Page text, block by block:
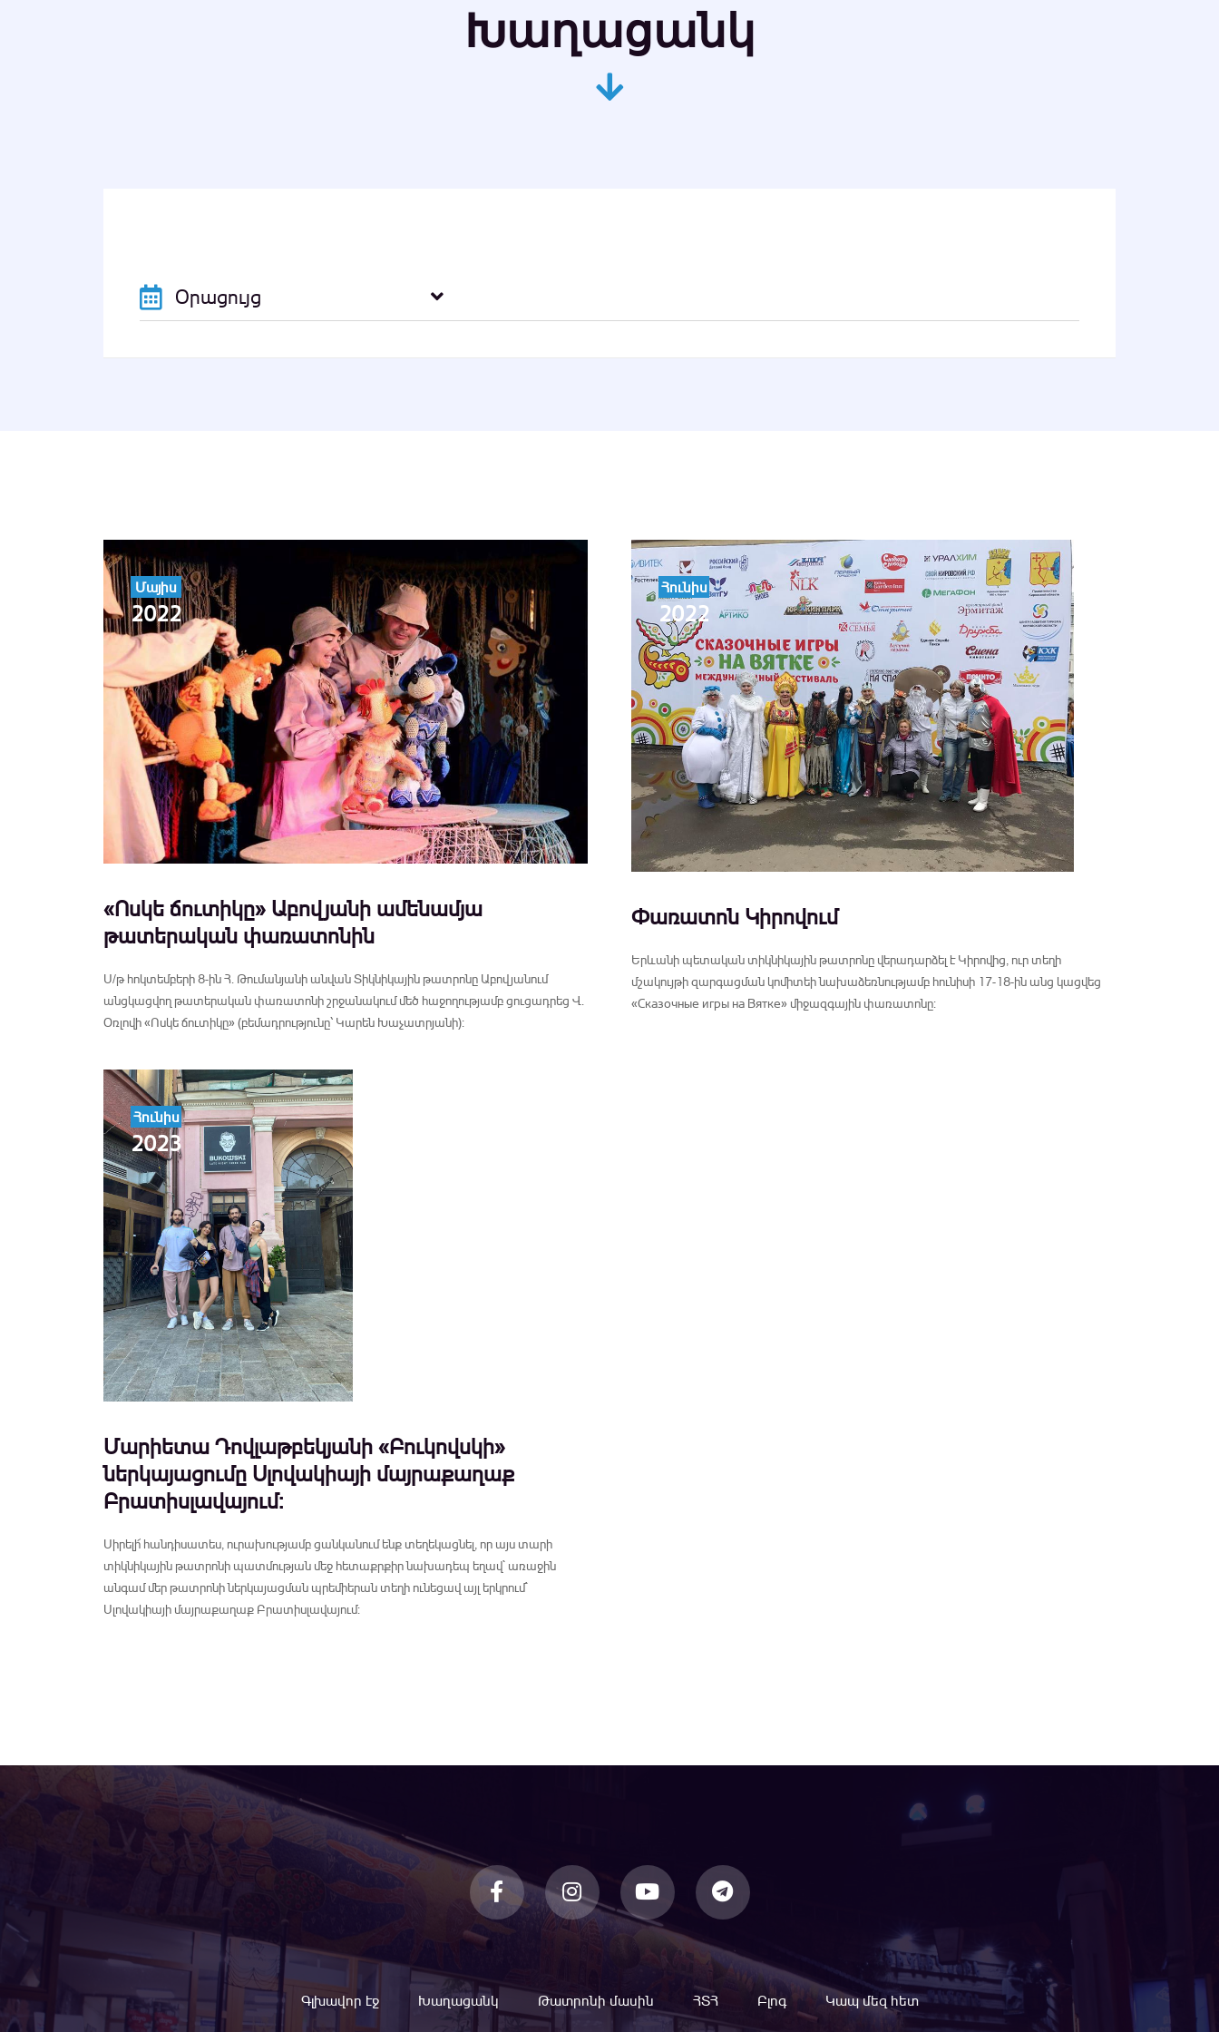
Խաղացանկ
Մայիս
2022
«Ոսկե ճուտիկը» Աբովյանի ամենամյա
թատերական փառատոնին
Ս/թ հոկտեմբերի 8-ին Հ. Թումանյանի անվան Տիկնիկային թատրոնը Աբովյանում
անցկացվող թատերական փառատոնի շրջանակում մեծ հաջողությամբ ցուցադրեց Վ.
Օռլովի «Ոսկե ճուտիկը» (բեմադրությունը՝ Կարեն Խաչատրյանի):
Հունիս
2022
Փառատոն Կիրովում
Երևանի պետական տիկնիկային թատրոնը վերադարձել է Կիրովից, ուր տեղի
մշակույթի զարգացման կոմիտեի նախաձեռնությամբ հունիսի 17-18-ին անց կացվեց
«Сказочные игры на Вятке» միջազգային փառատոնը:
Հունիս
2023
Մարիետա Դովլաթբեկյանի «Բուկովսկի»
ներկայացումը Սլովակիայի մայրաքաղաք
Բրատիսլավայում:
Սիրելի՜ հանդիսատես, ուրախությամբ ցանկանում ենք տեղեկացնել, որ այս տարի
տիկնիկային թատրոնի պատմության մեջ հետաքրքիր նախադեպ եղավ` առաջին
անգամ մեր թատրոնի ներկայացման պրեմիերան տեղի ունեցավ այլ երկրում`
Սլովակիայի մայրաքաղաք Բրատիսլավայում:
Գլխավոր էջ Խաղացանկ Թատրոնի մասին ՀՏՀ Բլոգ Կապ մեզ հետ